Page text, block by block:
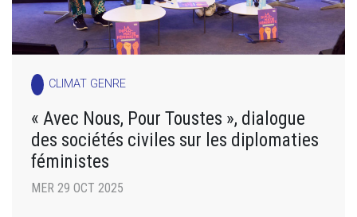
CLIMAT GENRE
« Avec Nous, Pour Toustes », dialogue
des sociétés civiles sur les diplomaties
féministes
MER 29 OCT 2025